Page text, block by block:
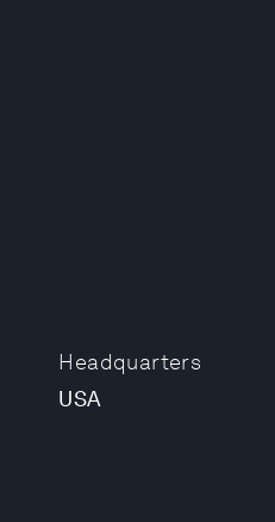
Headquarters
USA